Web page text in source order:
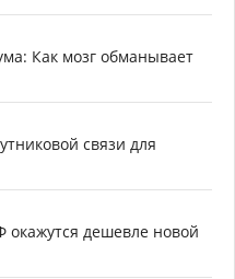
Как мозг обманывает
связи для
окажутся дешевле новой